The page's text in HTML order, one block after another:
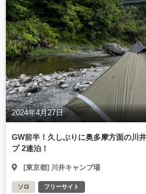
2024年4月27日
GW前半！久しぶりに奥多摩方面の川
プ 2連泊！
[東京都] 川井キャンプ場
ソロ フリーサイト